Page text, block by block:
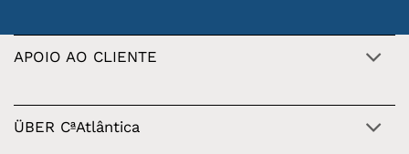
APOIO AO CLIENTE
ÜBER CªAtlântica